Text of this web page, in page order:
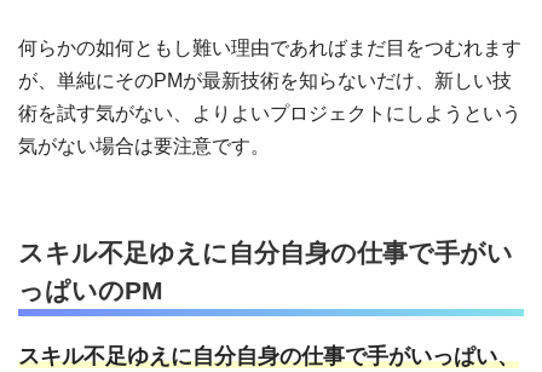
何らかの如何ともし難い理由であればまだ目をつむれます
が、単純にそのPMが最新技術を知らないだけ、新しい技
術を試す気がない、よりよいプロジェクトにしようという
気がない場合は要注意です。
スキル不足ゆえに自分自身の仕事で手がい
っぱいのPM
スキル不足ゆえに自分自身の仕事で手がいっぱい、